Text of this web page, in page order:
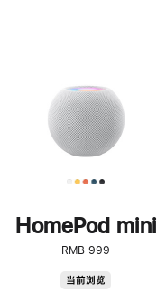
HomePod mini
RMB 999
当前浏览